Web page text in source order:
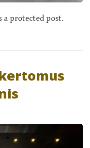
a protected post.